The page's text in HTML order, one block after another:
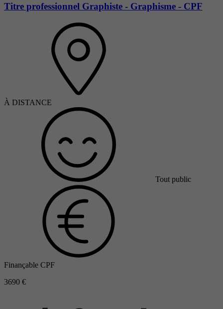
Titre professionnel Graphiste - Graphisme - CPF
À DISTANCE
Tout public
Finançable CPF
3690 €